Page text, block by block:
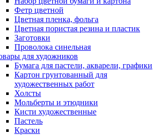
Фетр цветной
Цветная пленка, фольга
Цветная пористая резина и пластик
Заготовки
Проволока синельная
для художников
Бумага для пастели, акварели, графики
Картон грунтованный для
художественных работ
Холсты
Мольберты и этюдники
Кисти художественные
Пастель
Краски